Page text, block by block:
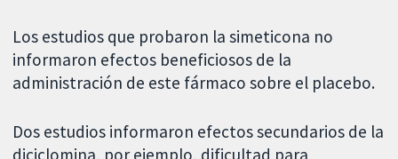
Los estudios que probaron la simeticona no
informaron efectos beneficiosos de la
administración de este fármaco sobre el placebo.
Dos estudios informaron efectos secundarios de la
diciclomina, por ejemplo, dificultad para